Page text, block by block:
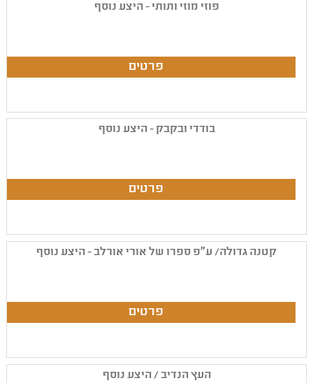
פוזי מוזי ותותי - היצע נוסף
בודדי ובקבק - היצע נוסף
קטנה גדולה/ ע"פ ספרו של אורי אורלב - היצע נוסף
העץ הנדיב / היצע נוסף